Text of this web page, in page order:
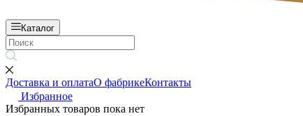
Каталог
Доставка и оплатаО фабрикеКонтакты
Избранное
Избранных товаров пока нет